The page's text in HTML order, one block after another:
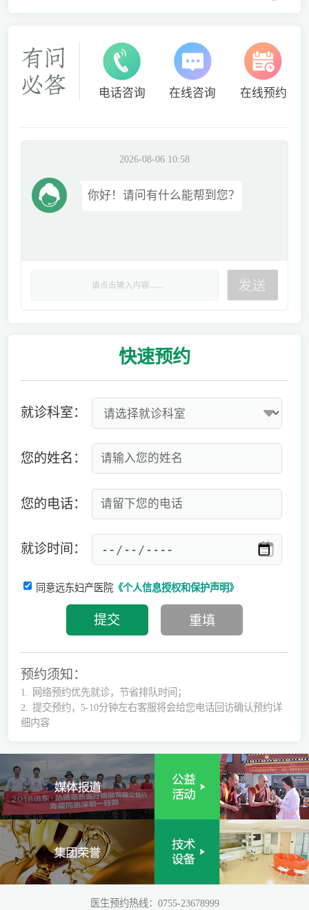
电话咨询 在线咨询 在线预约
2026-08-06 10:58
你好！请问有什么能帮到您？
快速预约
就诊科室：
您的姓名：
您的电话：
就诊时间：
同意远东妇产医院《个人信息授权和保护声明》
预约须知：
1.
网络预约优先就诊，节省排队时间；
2.
提交预约，5-10分钟左右客服将会给您电话回访确认预约详
细内容
医生预约热线：0755-23678999